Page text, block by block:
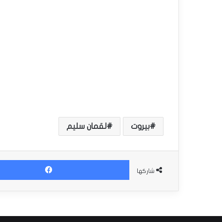
بيروت لقمان سليم
شاركها